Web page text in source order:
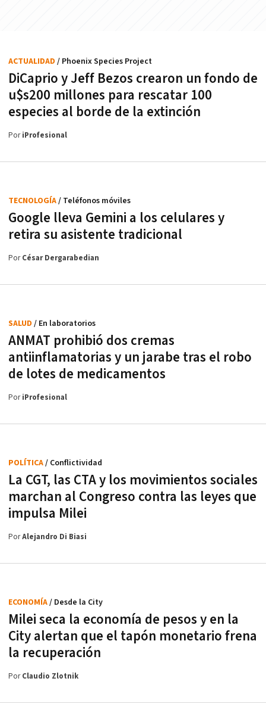
DiCaprio y Jeff Bezos crearon un fondo de
u$s200 millones para rescatar 100
especies al borde de la extinción
ACTUALIDAD / Phoenix Species Project
PoriProfesional
Google lleva Gemini a los celulares y
retira su asistente tradicional
TECNOLOGÍA/ Teléfonos móviles
PorCésar Dergarabedian
ANMAT prohibió dos cremas
antiinflamatorias y un jarabe tras el robo
de lotes de medicamentos
SALUD / En laboratorios
PoriProfesional
La CGT, las CTA y los movimientos sociales
marchan al Congreso contra las leyes que
impulsa Milei
POLÍTICA/ Conflictividad
PorAlejandro Di Biasi
Milei seca la economía de pesos y en la
City alertan que el tapón monetario frena
la recuperación
ECONOMÍA/ Desde la City
PorClaudio Zlotnik